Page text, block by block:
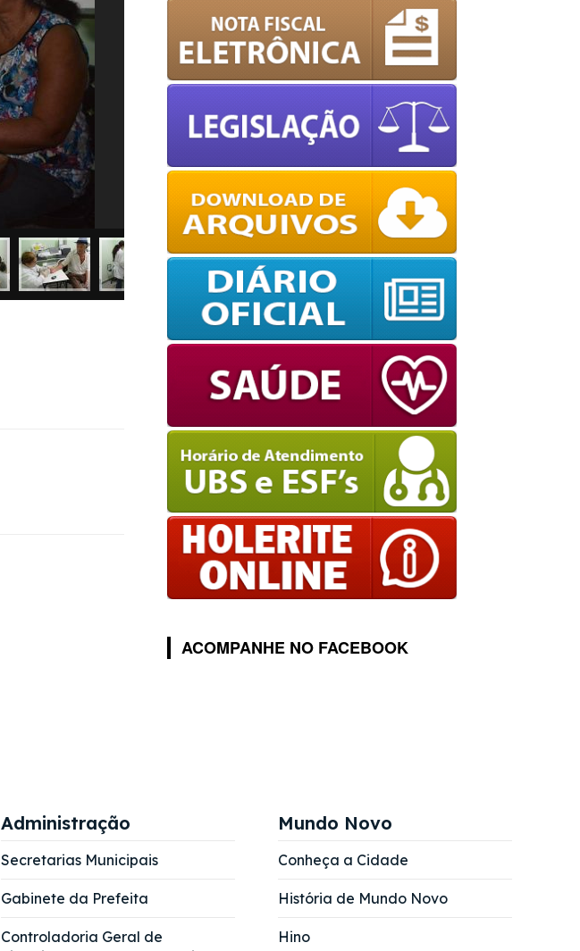
WPCookiePro
ACOMPANHE NO FACEBOOK
Administração
Secretarias Municipais
Gabinete da Prefeita
Controladoria Geral de
Mundo Novo
Conheça a Cidade
História de Mundo Novo
Hino